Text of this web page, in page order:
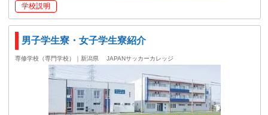
学校説明
男子学生寮・女子学生寮紹介
専修学校（専門学校）｜新潟県 JAPANサッカーカレッジ